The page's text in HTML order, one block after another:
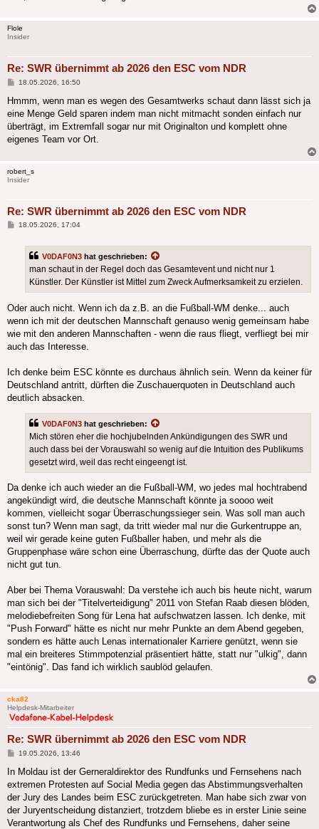
Flole
Insider
Re: SWR übernimmt ab 2026 den ESC vom NDR
Beitrag
18.05.2026, 16:50
Hmmm, wenn man es wegen des Gesamtwerks schaut dann lässt sich ja
eine Menge Geld sparen indem man nicht mitmacht sonden einfach nur
überträgt, im Extremfall sogar nur mit Originalton und komplett ohne
eigenes Team vor Ort.
robert_s
Insider
Re: SWR übernimmt ab 2026 den ESC vom NDR
Beitrag
18.05.2026, 17:04
V0DAF0N3 hat geschrieben:
man schaut in der Regel doch das Gesamtevent und nicht nur 1
Künstler. Der Künstler ist Mittel zum Zweck Aufmerksamkeit zu erzielen.
Oder auch nicht. Wenn ich da z.B. an die Fußball-WM denke... auch
wenn ich mit der deutschen Mannschaft genauso wenig gemeinsam habe
wie mit den anderen Mannschaften - wenn die raus fliegt, verfliegt bei mir
auch das Interesse.
Ich denke beim ESC könnte es durchaus ähnlich sein. Wenn da keiner für
Deutschland antritt, dürften die Zuschauerquoten in Deutschland auch
deutlich absacken.
V0DAF0N3 hat geschrieben:
Mich stören eher die hochjubelnden Ankündigungen des SWR und
auch dass bei der Vorauswahl so wenig auf die Intuition des Publikums
gesetzt wird, weil das recht eingeengt ist.
Da denke ich auch wieder an die Fußball-WM, wo jedes mal hochtrabend
angekündigt wird, die deutsche Mannschaft könnte ja soooo weit
kommen, vielleicht sogar Überraschungssieger sein. Was soll man auch
sonst tun? Wenn man sagt, da tritt wieder mal nur die Gurkentruppe an,
weil wir gerade keine guten Fußballer haben, und mehr als die
Gruppenphase wäre schon eine Überraschung, dürfte das der Quote auch
nicht gut tun.
Aber bei Thema Vorauswahl: Da verstehe ich auch bis heute nicht, warum
man sich bei der "Titelverteidigung" 2011 von Stefan Raab diesen blöden,
melodiebefreiten Song für Lena hat aufschwatzen lassen. Ich denke, mit
"Push Forward" hätte es nicht nur mehr Punkte an dem Abend gegeben,
sondern es hätte auch Lenas internationaler Karriere genützt, wenn sie
mal ein breiteres Stimmpotenzial präsentiert hätte, statt nur "ulkig", dann
"eintönig". Das fand ich wirklich saublöd gelaufen.
cka82
Helpdesk-Mitarbeiter
Re: SWR übernimmt ab 2026 den ESC vom NDR
Beitrag
19.05.2026, 13:46
In Moldau ist der Gerneraldirektor des Rundfunks und Fernsehens nach
extremen Protesten auf Social Media gegen das Abstimmungsverhalten
der Jury des Landes beim ESC zurückgetreten. Man habe sich zwar von
der Juryentscheidung distanziert, trotzdem bliebe es in erster Linie seine
Verantwortung als Chef des Rundfunks und Fernsehens, daher seine